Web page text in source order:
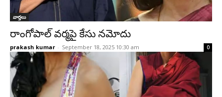
వార్తలు
రాంగోపాల్ వ‌ర్మ‌పై కేసు నమోదు
prakash kumar - September 18, 2025 10:30 am 0